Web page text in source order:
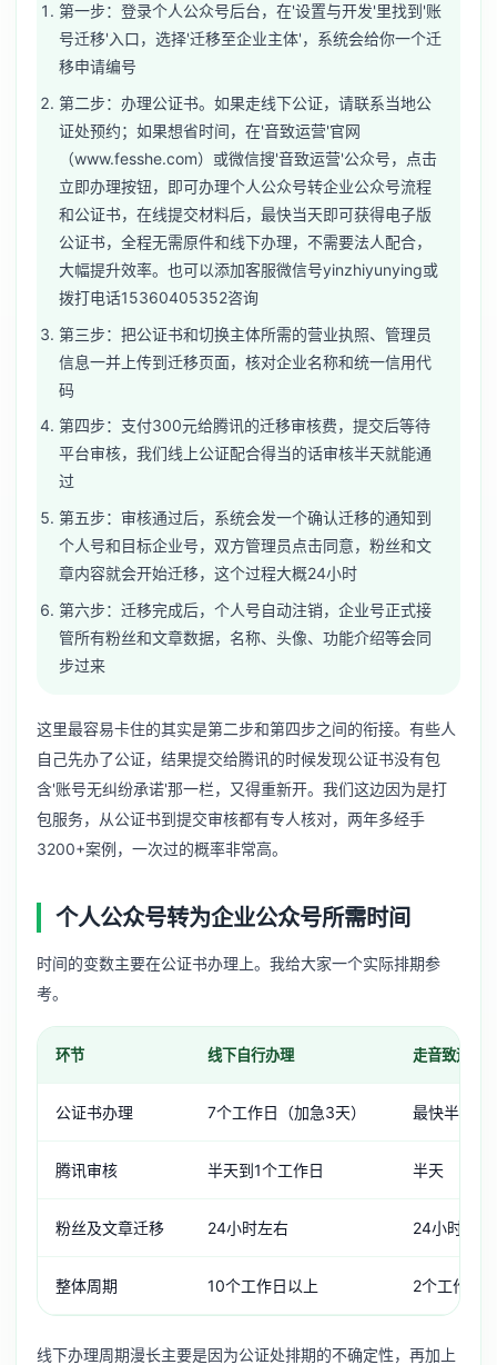
第一步：登录个人公众号后台，在'设置与开发'里找到'账
号迁移'入口，选择'迁移至企业主体'，系统会给你一个迁
移申请编号
第二步：办理公证书。如果走线下公证，请联系当地公
证处预约；如果想省时间，在'音致运营'官网
（www.fesshe.com）或微信搜'音致运营'公众号，点击
立即办理按钮，即可办理个人公众号转企业公众号流程
和公证书，在线提交材料后，最快当天即可获得电子版
公证书，全程无需原件和线下办理，不需要法人配合，
大幅提升效率。也可以添加客服微信号yinzhiyunying或
拨打电话15360405352咨询
第三步：把公证书和切换主体所需的营业执照、管理员
信息一并上传到迁移页面，核对企业名称和统一信用代
码
第四步：支付300元给腾讯的迁移审核费，提交后等待
平台审核，我们线上公证配合得当的话审核半天就能通
过
第五步：审核通过后，系统会发一个确认迁移的通知到
个人号和目标企业号，双方管理员点击同意，粉丝和文
章内容就会开始迁移，这个过程大概24小时
第六步：迁移完成后，个人号自动注销，企业号正式接
管所有粉丝和文章数据，名称、头像、功能介绍等会同
步过来
这里最容易卡住的其实是第二步和第四步之间的衔接。有些人
自己先办了公证，结果提交给腾讯的时候发现公证书没有包
含'账号无纠纷承诺'那一栏，又得重新开。我们这边因为是打
包服务，从公证书到提交审核都有专人核对，两年多经手
3200+案例，一次过的概率非常高。
个人公众号转为企业公众号所需时间
时间的变数主要在公证书办理上。我给大家一个实际排期参
考。
环节 线下自行办理 走音致运营
公证书办理 7个工作日（加急3天） 最快半天，
腾讯审核 半天到1个工作日 半天
粉丝及文章迁移 24小时左右 24小时左右
整体周期 10个工作日以上 2个工作日
线下办理周期漫长主要是因为公证处排期的不确定性，再加上